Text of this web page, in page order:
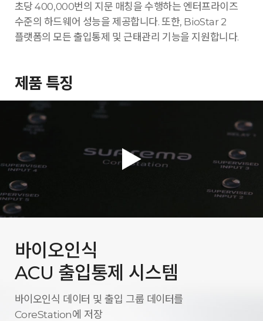
초당 400,000번의 지문 매칭을 수행하는 엔터프라이즈
수준의 하드웨어 성능을 제공합니다. 또한, BioStar 2
플랫폼의 모든 출입통제 및 근태관리 기능을 지원합니다.
제품 특징
바이오인식
ACU 출입통제 시스템
바이오인식 데이터 및 출입 그룹 데이터를
CoreStation에 저장